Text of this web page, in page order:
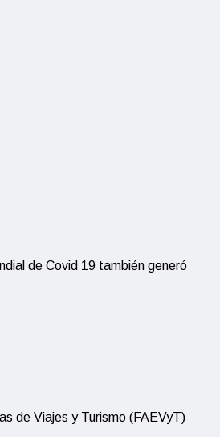
de Covid 19 también generó
de Viajes y Turismo (FAEVyT)